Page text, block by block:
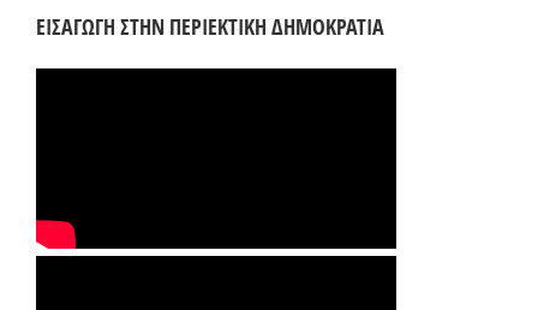
ΕΙΣΑΓΩΓΗ ΣΤΗΝ ΠΕΡΙΕΚΤΙΚΗ ΔΗΜΟΚΡΑΤΙΑ